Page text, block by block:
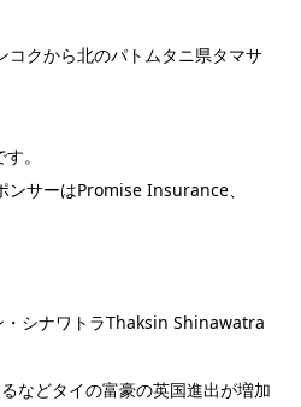
コクから北のパトムタニ県タマサ
。
ンサーはPromise Insurance、
・シナワトラThaksin Shinawatra
などタイの富豪の英国進出が増加